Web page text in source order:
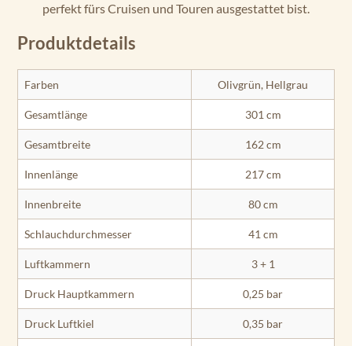
perfekt fürs Cruisen und Touren ausgestattet bist.
Produktdetails
Farben Olivgrün, Hellgrau
Gesamtlänge 301 cm
Gesamtbreite 162 cm
Innenlänge 217 cm
Innenbreite 80 cm
Schlauchdurchmesser 41 cm
Luftkammern 3 + 1
Druck Hauptkammern 0,25 bar
Druck Luftkiel 0,35 bar